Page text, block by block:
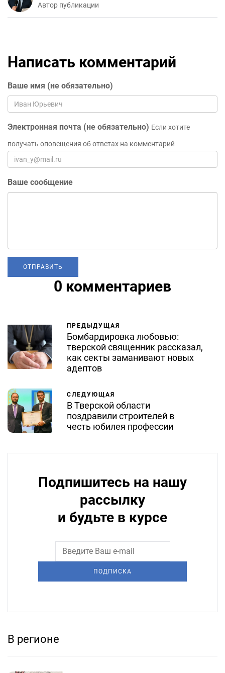
Автор публикации
Написать комментарий
Ваше имя (не обязательно)
Электронная почта (не обязательно) Если хотите
получать оповещения об ответах на комментарий
Ваше сообщение
0 комментариев
ПРЕДЫДУЩАЯ
Бомбардировка любовью:
тверской священник рассказал,
как секты заманивают новых
адептов
СЛЕДУЮЩАЯ
В Тверской области
поздравили строителей в
честь юбилея профессии
Подпишитесь на нашу
рассылку
и будьте в курсе
ПОДПИСКА
В регионе